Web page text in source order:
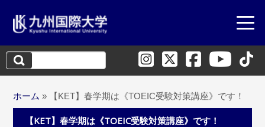
検
索:
ホーム » 【KET】春学期は《TOEIC受験対策講座》です！
【KET】春学期は《TOEIC受験対策講座》です！